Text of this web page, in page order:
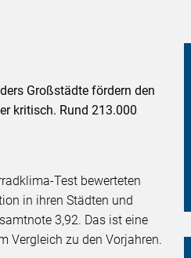
Großstädte fördern den
kritisch. Rund 213.000
Test bewerteten
in ihren Städten und
3,92. Das ist eine
Vergleich zu den Vorjahren.